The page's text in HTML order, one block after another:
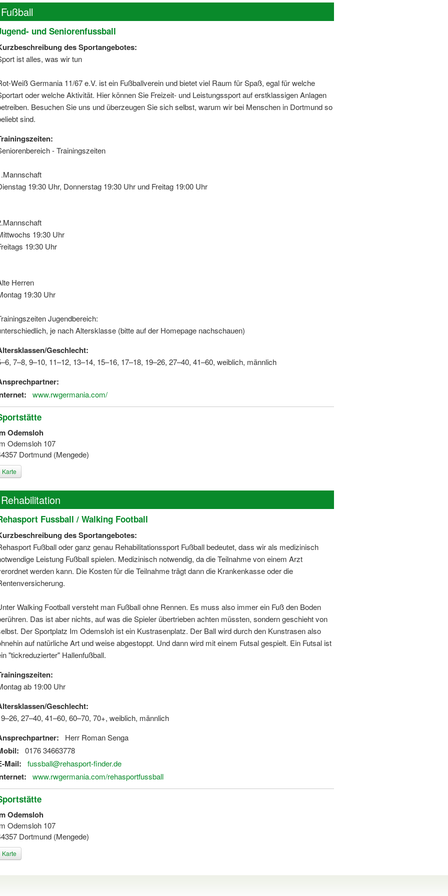
Fußball
und Seniorenfussball
des Sportangebotes:
ist alles, was wir tun
Weiß Germania 11/67 e.V. ist ein Fußballverein und bietet viel Raum für Spaß, egal für welche
oder welche Aktivität. Hier können Sie Freizeit- und Leistungssport auf erstklassigen Anlagen
Besuchen Sie uns und überzeugen Sie sich selbst, warum wir bei Menschen in Dortmund so
sind.
- Trainingszeiten
19:30 Uhr, Donnerstag 19:30 Uhr und Freitag 19:00 Uhr
19:30 Uhr
19:30 Uhr
Herren
19:30 Uhr
Jugendbereich:
je nach Altersklasse (bitte auf der Homepage nachschauen)
Geschlecht:
7–8, 9–10, 11–12, 13–14, 15–16, 17–18, 19–26, 27–40, 41–60, weiblich, männlich
www.rwgermania.com/
Odemsloh
Odemsloh 107
Dortmund (Mengede)
Karte
Rehabilitation
Fussball / Walking Football
des Sportangebotes:
Fußball oder ganz genau Rehabilitationssport Fußball bedeutet, dass wir als medizinisch
Leistung Fußball spielen. Medizinisch notwendig, da die Teilnahme von einem Arzt
werden kann. Die Kosten für die Teilnahme trägt dann die Krankenkasse oder die
Walking Football versteht man Fußball ohne Rennen. Es muss also immer ein Fuß den Boden
Das ist aber nichts, auf was die Spieler übertrieben achten müssten, sondern geschieht von
Der Sportplatz Im Odemsloh ist ein Kustrasenplatz. Der Ball wird durch den Kunstrasen also
auf natürliche Art und weise abgestoppt. Und dann wird mit einem Futsal gespielt. Ein Futsal ist
"tickreduzierter" Hallenfußball.
ab 19:00 Uhr
Geschlecht:
27–40, 41–60, 60–70, 70+, weiblich, männlich
Herr Roman Senga
0176 34663778
Mail: fussball@rehasport-finder.de
www.rwgermania.com/rehasportfussball
Odemsloh
Odemsloh 107
Dortmund (Mengede)
Karte